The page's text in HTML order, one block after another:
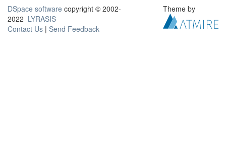
DSpace software copyright © 2002-
2022 LYRASIS
Contact Us | Send Feedback
Theme by